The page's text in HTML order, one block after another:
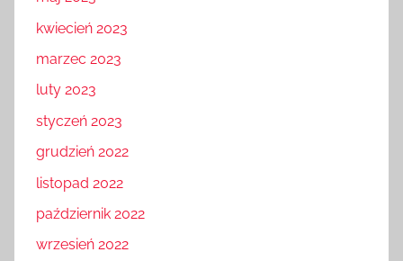
maj 2023
kwiecień 2023
marzec 2023
luty 2023
styczeń 2023
grudzień 2022
listopad 2022
październik 2022
wrzesień 2022